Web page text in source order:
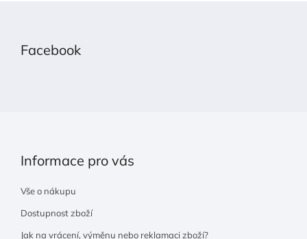
Facebook
Informace pro vás
Vše o nákupu
Dostupnost zboží
Jak na vrácení, výměnu nebo reklamaci zboží?